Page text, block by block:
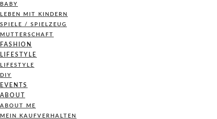
BABY
LEBEN MIT KINDERN
SPIELE / SPIELZEUG
MUTTERSCHAFT
FASHION
LIFESTYLE
LIFESTYLE
DIY
EVENTS
ABOUT
ABOUT ME
MEIN KAUFVERHALTEN